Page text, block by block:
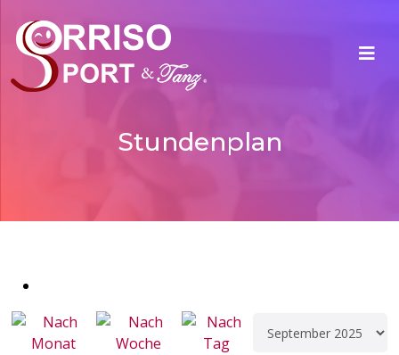
Stundenplan